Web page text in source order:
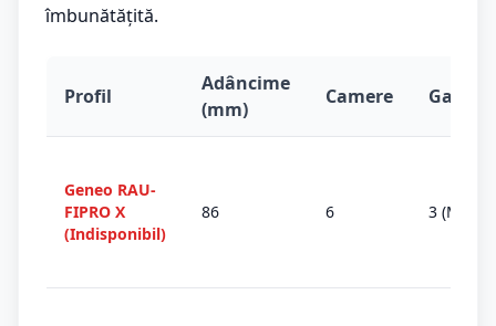
îmbunătățită.
Profil
Adâncime
(mm)
Camere
Geneo RAU-
FIPRO X
(Indisponibil)
86 6 3 (MD)